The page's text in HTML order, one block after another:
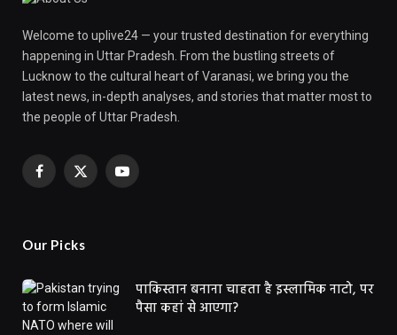
Welcome to uplive24 — your trusted destination for everything
happening in Uttar Pradesh. From the bustling streets of
Lucknow to the cultural heart of Varanasi, we bring you the
latest news, in-depth analyses, and stories that matter most to
the people of Uttar Pradesh.
Facebook
X
YouTube
Our Picks
पाकिस्तान बनाना चाहता है इस्लामिक नाटो, पर
पैसा कहां से आएगा?